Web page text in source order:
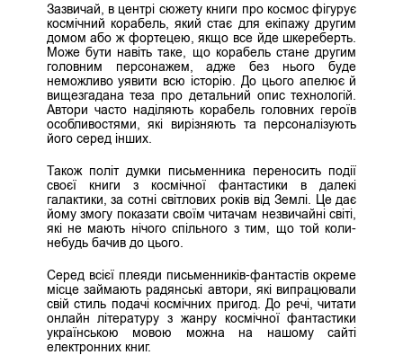
Зазвичай, в центрі сюжету книги про космос фігурує
космічний корабель, який стає для екіпажу другим
домом або ж фортецею, якщо все йде шкереберть.
Може бути навіть таке, що корабель стане другим
головним персонажем, адже без нього буде
неможливо уявити всю історію. До цього апелює й
вищезгадана теза про детальний опис технологій.
Автори часто наділяють корабель головних героїв
особливостями, які вирізняють та персоналізують
його серед інших.
Також політ думки письменника переносить події
своєї книги з космічної фантастики в далекі
галактики, за сотні світлових років від Землі. Це дає
йому змогу показати своїм читачам незвичайні світі,
які не мають нічого спільного з тим, що той коли-
небудь бачив до цього.
Серед всієї плеяди письменників-фантастів окреме
місце займають радянські автори, які випрацювали
свій стиль подачі космічних пригод. До речі, читати
онлайн літературу з жанру космічної фантастики
українською мовою можна на нашому сайті
електронних книг.